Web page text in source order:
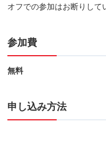
オフでの参加はお断りして
参加費
無料
申し込み方法